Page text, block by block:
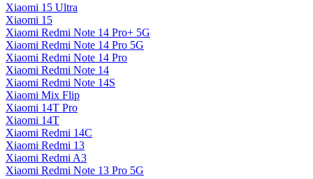
Xiaomi 15 Ultra
Xiaomi 15
Xiaomi Redmi Note 14 Pro+ 5G
Xiaomi Redmi Note 14 Pro 5G
Xiaomi Redmi Note 14 Pro
Xiaomi Redmi Note 14
Xiaomi Redmi Note 14S
Xiaomi Mix Flip
Xiaomi 14T Pro
Xiaomi 14T
Xiaomi Redmi 14C
Xiaomi Redmi 13
Xiaomi Redmi A3
Xiaomi Redmi Note 13 Pro 5G